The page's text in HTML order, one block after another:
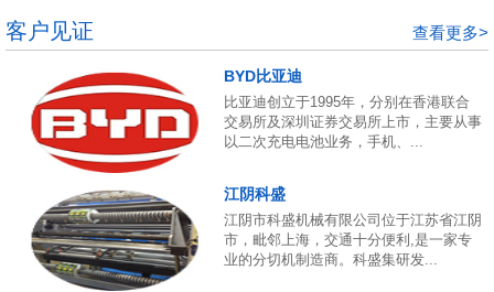
客户见证 查看更多>
BYD比亚迪
比亚迪创立于1995年，分别在香港联合
交易所及深圳证券交易所上市，主要从事
以二次充电电池业务，手机、...
江阴科盛
江阴市科盛机械有限公司位于江苏省江阴
市，毗邻上海，交通十分便利,是一家专
业的分切机制造商。科盛集研发...